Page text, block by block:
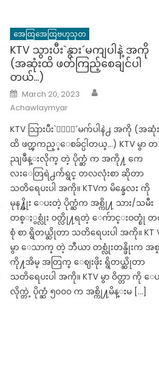
အေထြအေထြဗဟုသုတ
KTV သွားပီး`နွား´မကျပါနဲ့ အကို
(အဆုံးထိ ဖတ်ကြည့်စေချင်ပါ
တယ်…)
Posted
on
March 20, 2023
Achawlaymyar
KTV သြားပီး`ႏြား´မက်ပါနဲ႕ အကို (အဆုံ
ထိ ဖတ္ၾကည့္ေစခ်င္ပါတယ္…) KTV မွာ တ
ညျဖဳန္းလိုက္ တဲ့ ပိုက္ဆံ က အကို႔ ကေ
လးေတြရဲ႕က်ဴရွင္ တလလုံးစာ ဆိုတာ
သတိရေပးပါ အကို။ KTVက မိန္ခေလး ကို
မုန႔္ဖိုး ေပးတဲ့ ပိုက္ဆံက အစ္ကို႔ သား/သမီး
တစ္ႏွစ္လုံး ဝတ္လို႔ရတဲ့ ေက်ာင္းဝတ္စုံ တ
စုံ စာ ရွိတယ္ဆိုတာ သတိရေပးပါ အကို။ KT
မွာ ေသာက္ တဲ့ ဘီယာ တစ္လုံးတန္ဖိုးက အ
ကို႔အိမ္ အတြက္ ေဈးဖိုး ရွိတယ္ဆိုတာ
သတိရေပးပါ အကို။ KTV မွာ ဝိတ္တာ ကို ေ
လိုက္တဲ့ ပိုက္ဆံ ၅၀၀၀ က အစ္ကို႔မိန္းမ […]